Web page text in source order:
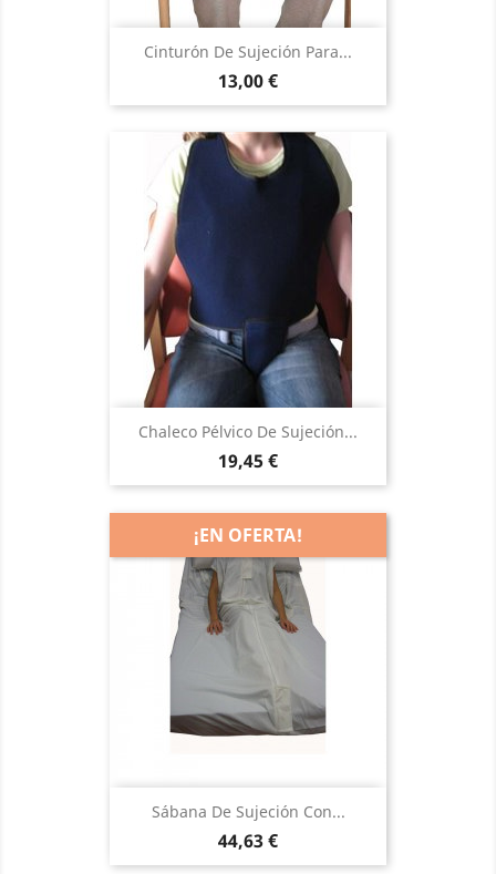
Cinturón De Sujeción Para...
Precio
13,00 €
Chaleco Pélvico De Sujeción...
Precio
19,45 €
Sábana De Sujeción Con...
Precio
44,63 €
¡EN OFERTA!